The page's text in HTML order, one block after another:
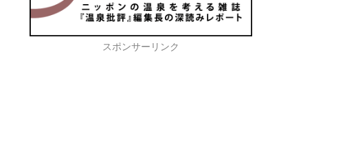
スポンサーリンク